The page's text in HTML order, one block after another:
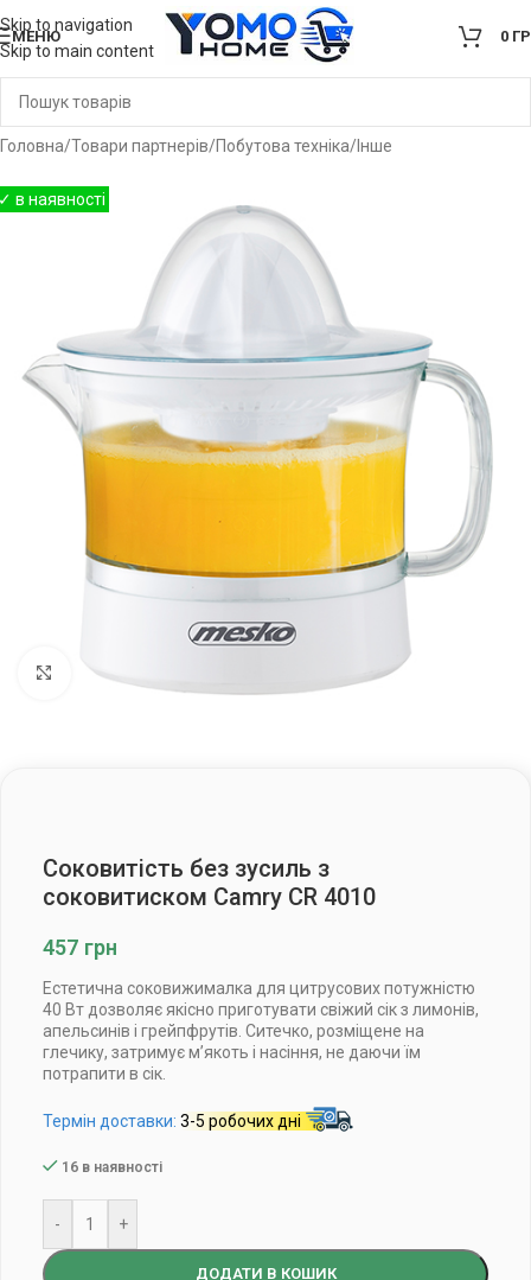
Skip to navigation
Skip to main content
МЕНЮ 0
Головна/Товари партнерів/Побутова техніка/Інше
Клацніть, щоб збільшити
Соковитість без зусиль з
соковитиском Camry CR 4010
457 грн
Естетична соковижималка для цитрусових потужністю
40 Вт дозволяє якісно приготувати свіжий сік з лимонів,
апельсинів і грейпфрутів. Ситечко, розміщене на
глечику, затримує м’якоть і насіння, не даючи їм
потрапити в сік.
Термін доставки: 3-5 робочих дні
16 в наявності
- +
ДОДАТИ В КОШИК